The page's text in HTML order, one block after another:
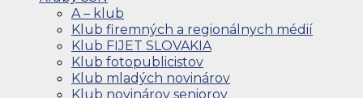
A – klub
Klub firemných a regionálnych médií
Klub FIJET SLOVAKIA
Klub fotopublicistov
Klub mladých novinárov
Klub novinárov seniorov